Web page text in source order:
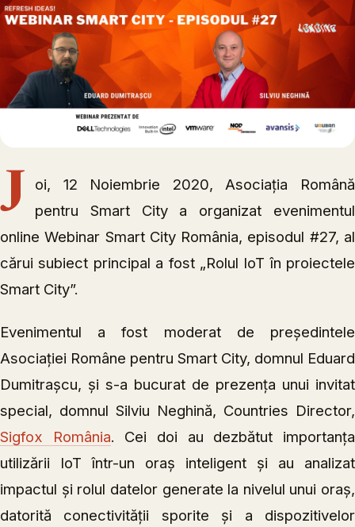
J
oi, 12 Noiembrie 2020, Asociația Română
pentru Smart City a organizat evenimentul
online Webinar Smart City România, episodul #27, al
cărui subiect principal a fost „Rolul IoT în proiectele
Smart City”.
Evenimentul a fost moderat de președintele
Asociației Române pentru Smart City, domnul Eduard
Dumitrașcu, și s-a bucurat de prezența unui invitat
special, domnul Silviu Neghină, Countries Director,
Sigfox România. Cei doi au dezbătut importanța
utilizării IoT într-un oraș inteligent și au analizat
impactul și rolul datelor generate la nivelul unui oraș,
datorită conectivității sporite și a dispozitivelor